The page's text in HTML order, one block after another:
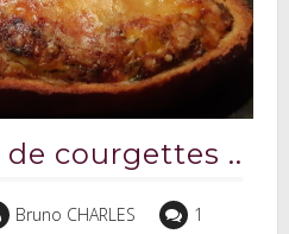
courgettes ..
Bruno CHARLES
1